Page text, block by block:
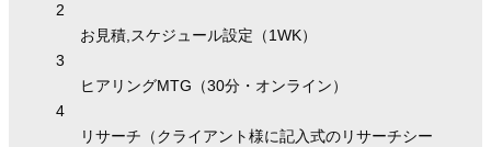
2
お見積,スケジュール設定（1WK）
3
ヒアリングMTG（30分・オンライン）
4
リサーチ（クライアント様に記入式のリサーチシー